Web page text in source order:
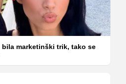
marketinški trik, tako se